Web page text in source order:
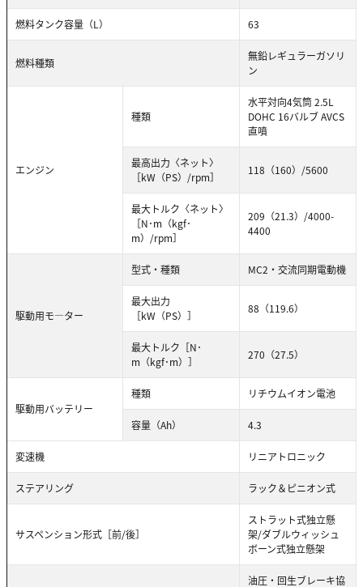
燃料タンク容量（L） 63
燃料種類
無鉛レギュラーガソリ
ン
エンジン
種類
水平対向4気筒 2.5L
DOHC 16バルブ AVCS
直噴
最高出力〈ネット〉
［kW（PS）/rpm］
118（160）/5600
最大トルク〈ネット〉
［N･m（kgf･
m）/rpm］
209（21.3）/4000-
4400
駆動用モ―ター
型式・種類 MC2・交流同期電動機
最大出力
［kW（PS）］
88（119.6）
最大トルク［N･
m（kgf･m）］
270（27.5）
駆動用バッテリー
種類 リチウムイオン電池
容量（Ah） 4.3
変速機 リニアトロニック
ステアリング ラック＆ピニオン式
サスペンション形式［前/後］
ストラット式独立懸
架/ダブルウィッシュ
ボーン式独立懸架
油圧・回生ブレーキ協